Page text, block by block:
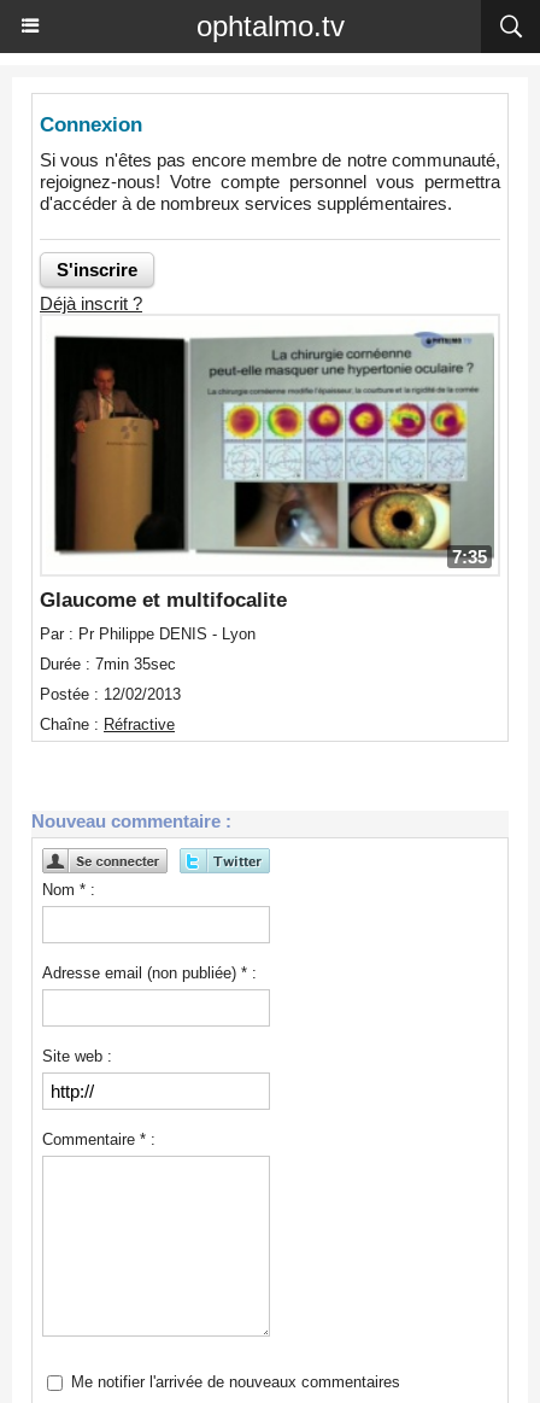
ophtalmo.tv
Connexion
Si vous n'êtes pas encore membre de notre communauté,
rejoignez-nous! Votre compte personnel vous permettra
d'accéder à de nombreux services supplémentaires.
Déjà inscrit ?
7:35
Glaucome et multifocalite
Par : Pr Philippe DENIS - Lyon
Durée : 7min 35sec
Postée : 12/02/2013
Chaîne : Réfractive
Nouveau commentaire :
Nom * :
Adresse email (non publiée) * :
Site web :
Commentaire * :
Me notifier l'arrivée de nouveaux commentaires